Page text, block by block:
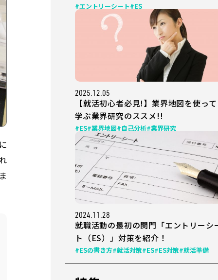
#エントリーシート#ES
2025.12.05
【就活初心者必見!】業界地図を使って
学ぶ業界研究のススメ!!
#ES#業界地図#自己分析#業界研究
2024.11.28
就職活動の最初の関門「エントリーシ
ト（ES）」対策を紹介！
#ESの書き方#就活対策#ES#ES対策#就活準備